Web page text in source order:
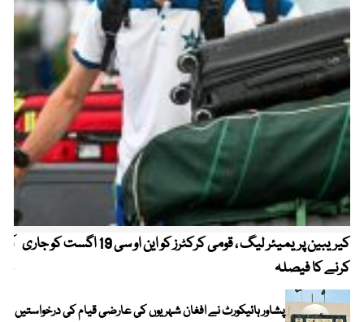
کیریبین پریمیئر لیگ ، قومی کرکٹرز کو این او سی 19 اگست کو جاری
کرنے کا فیصلہ
پشاور ہائیکورٹ نے افغان شہریوں کی عارضی قیام کی درخواستیں